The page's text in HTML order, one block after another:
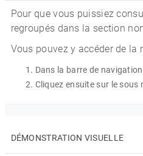
Pour que vous puissiez
regroupés dans la section
Vous pouvez y accéder de la
Dans la barre de
Cliquez ensuite sur le sous
DÉMONSTRATION VISUELLE